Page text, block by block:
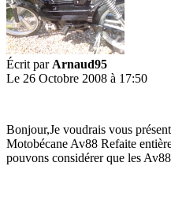
Écrit par Arnaud95
Le 26 Octobre 2008 à 17:50
Bonjour,Je voudrais vous
Motobécane Av88 Refaite
pouvons considérer que les